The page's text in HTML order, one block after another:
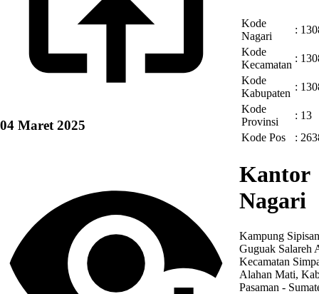
04 Maret 2025
Kode
Nagari
:
Kode
Kecamatan
:
Kode
Kabupaten
:
Kode
Provinsi
: 13
Kode Pos
:
Kantor
Nagari
Kampung
Guguak Salareh
Kecamatan
Alahan Mati,
Pasaman -